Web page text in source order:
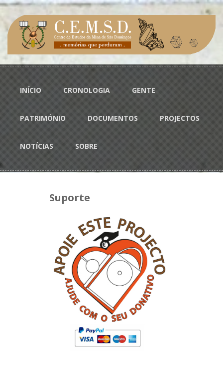
Passar para o conteúdo principal
Menu principal
INÍCIO CRONOLOGIA GENTE
PATRIMÓNIO DOCUMENTOS PROJECTOS
NOTÍCIAS SOBRE
Suporte